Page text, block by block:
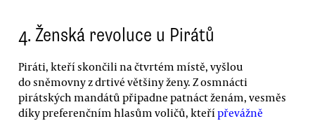
4. Ženská revoluce u Pirátů
Piráti, kteří skončili na čtvrtém místě, vyšlou
do sněmovny z drtivé většiny ženy. Z osmnácti
pirátských mandátů připadne patnáct ženám, vesměs
díky preferenčním hlasům voličů, kteřípřevážně